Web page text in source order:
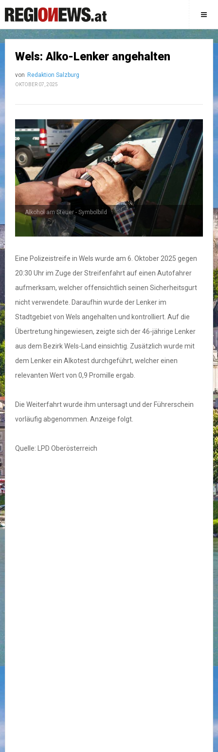
Wels: Alko-Lenker angehalten
von Redaktion Salzburg
OKTOBER 07, 2025
Alkohol am Steuer - Symbolbild
Eine Polizeistreife in Wels wurde am 6. Oktober 2025 gegen
20:30 Uhr im Zuge der Streifenfahrt auf einen Autofahrer
aufmerksam, welcher offensichtlich seinen Sicherheitsgurt
nicht verwendete. Daraufhin wurde der Lenker im
Stadtgebiet von Wels angehalten und kontrolliert. Auf die
Übertretung hingewiesen, zeigte sich der 46-jährige Lenker
aus dem Bezirk Wels-Land einsichtig. Zusätzlich wurde mit
dem Lenker ein Alkotest durchgeführt, welcher einen
relevanten Wert von 0,9 Promille ergab.
Die Weiterfahrt wurde ihm untersagt und der Führerschein
vorläufig abgenommen. Anzeige folgt.
Quelle: LPD Oberösterreich